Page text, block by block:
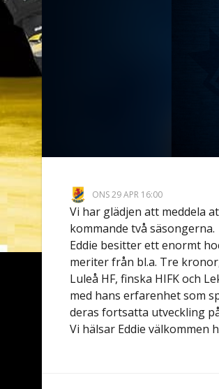
ONS 29 APR 16:00
Vi har glädjen att meddela
kommande två säsongerna.
Eddie besitter ett enormt
meriter från bl.a. Tre
Luleå HF, finska HIFK och
med hans erfarenhet som
deras fortsatta utveckling
Vi hälsar Eddie välkommen